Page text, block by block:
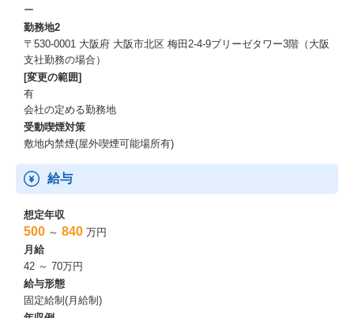
ー
勤務地2
〒530-0001 大阪府 大阪市北区 梅田2-4-9ブリーゼタワー3階（大阪
支社勤務の場合）
[変更の範囲]
有
会社の定める勤務地
受動喫煙対策
敷地内禁煙(屋外喫煙可能場所有)
給与
想定年収
500 ～ 840 万円
月給
42 ～ 70万円
給与形態
固定給制(月給制)